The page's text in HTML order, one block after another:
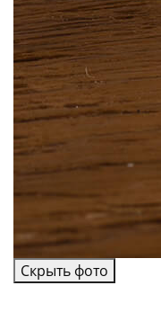
Скрыть фото